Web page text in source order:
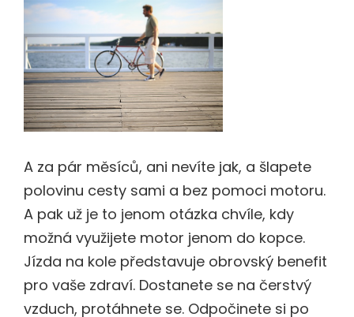
A za pár měsíců, ani nevíte jak, a šlapete
polovinu cesty sami a bez pomoci motoru.
A pak už je to jenom otázka chvíle, kdy
možná využijete motor jenom do kopce.
Jízda na kole představuje obrovský benefit
pro vaše zdraví. Dostanete se na čerstvý
vzduch, protáhnete se. Odpočinete si po